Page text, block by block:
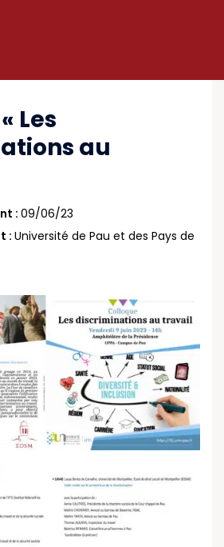
Les
au
: 09/06/23
: Université de Pau et des Pays de